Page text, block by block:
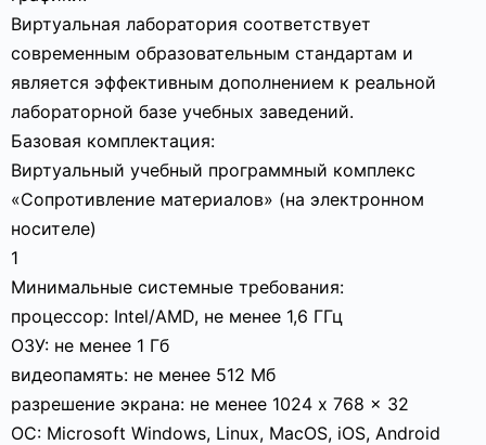
Виртуальная лаборатория соответствует
современным образовательным стандартам и
является эффективным дополнением к реальной
лабораторной базе учебных заведений.
Базовая комплектация:
Виртуальный учебный программный комплекс
«Сопротивление материалов» (на электронном
носителе)
1
Минимальные системные требования:
процессор: Intel/AMD, не менее 1,6 ГГц
ОЗУ: не менее 1 Гб
видеопамять: не менее 512 Мб
разрешение экрана: не менее 1024 x 768 x 32
ОС: Microsoft Windows, Linux, MacOS, iOS, Android